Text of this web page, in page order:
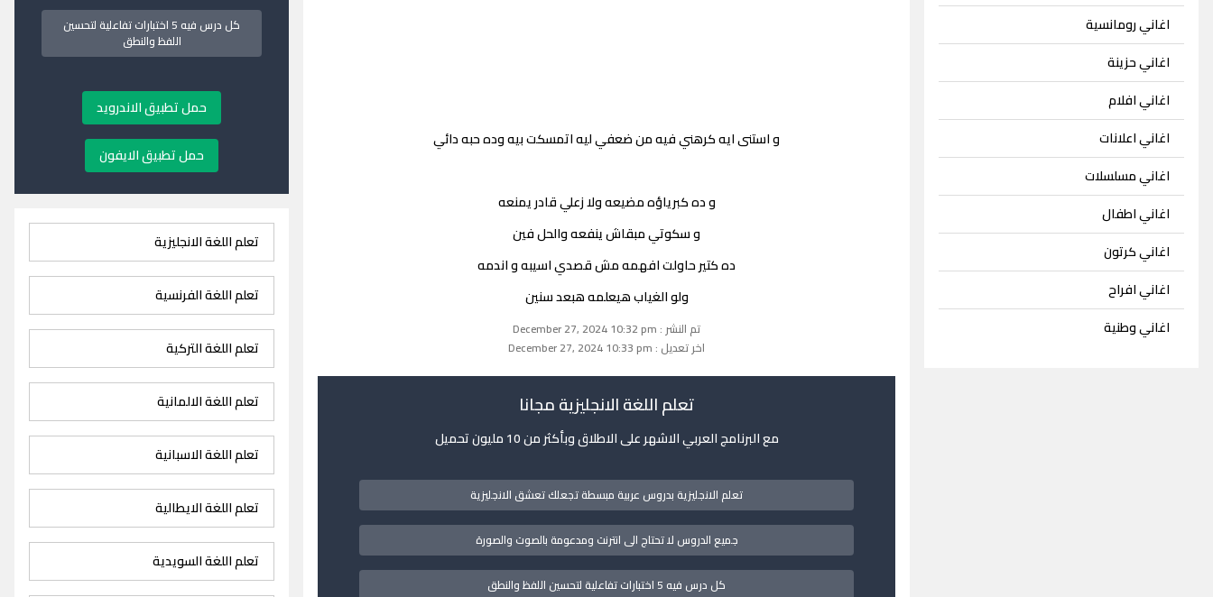
اغاني رومانسية
اغاني حزينة
اغاني افلام
اغاني اعلانات
اغاني مسلسلات
اغاني اطفال
اغاني كرتون
اغاني افراح
اغاني وطنية
و استنى ايه كرهني فيه من ضعفي ليه اتمسكت بيه وده حبه دائي
و ده كبرياؤه مضيعه ولا زعلي قادر يمنعه
و سكوتي مبقاش ينفعه والحل فين
ده كتير حاولت افهمه مش قصدي اسيبه و اندمه
ولو الغياب هيعلمه هبعد سنين
تم النشر : December 27, 2024 10:32 pm
اخر تعديل : December 27, 2024 10:33 pm
تعلم اللغة الانجليزية مجانا
مع البرنامج العربي الاشهر على الاطلاق وبأكثر من 10 مليون تحميل
تعلم الانجليزية بدروس عربية مبسطة تجعلك تعشق الانجليزية
جميع الدروس لا تحتاج الى انترنت ومدعومة بالصوت والصورة
كل درس فيه 5 اختبارات تفاعلية لتحسين اللفظ والنطق
كل درس فيه 5 اختبارات تفاعلية لتحسين
اللفظ والنطق
حمل تطبيق الاندرويد
حمل تطبيق الايفون
تعلم اللغة الانجليزية
تعلم اللغة الفرنسية
تعلم اللغة التركية
تعلم اللغة الالمانية
تعلم اللغة الاسبانية
تعلم اللغة الايطالية
تعلم اللغة السويدية